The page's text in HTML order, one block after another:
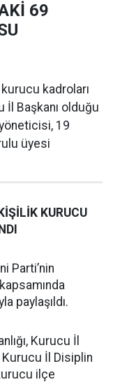
69
kadroları
İl Başkanı olduğu
19
üyesi
KURUCU
Parti’nin
paylaşıldı.
Kurucu İl
İl Disiplin
ilçe